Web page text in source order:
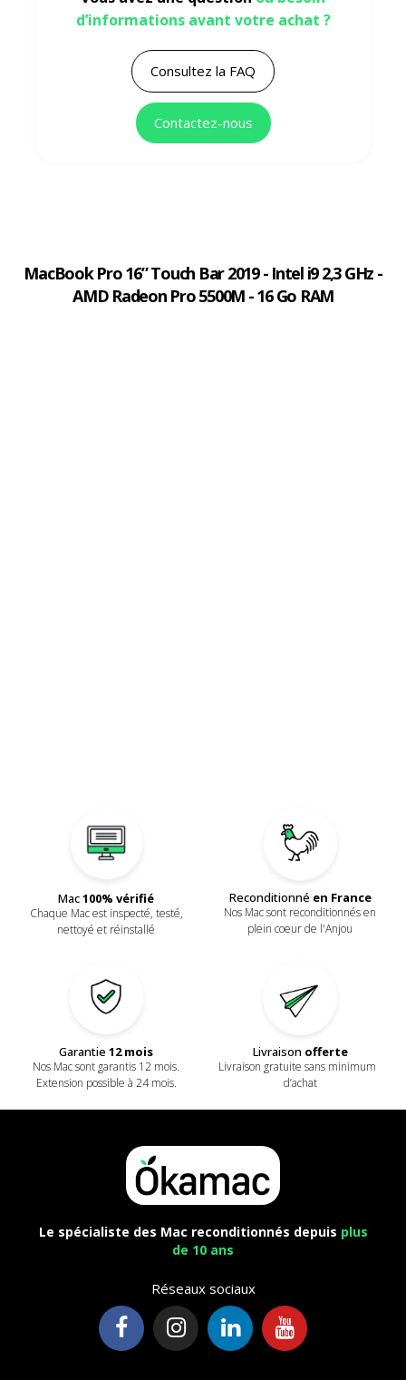
d’informations avant votre achat ?
Consultez la FAQ
Contactez-nous
MacBook Pro 16” Touch Bar 2019 - Intel i9 2,3 GHz -
AMD Radeon Pro 5500M - 16 Go RAM
Mac100% vérifié
Chaque Mac est inspecté, testé,
nettoyé et réinstallé
Reconditionné en France
Nos Mac sont reconditionnés en
plein coeur de l'Anjou
Garantie 12 mois
Nos Mac sont garantis 12 mois.
Extension possible à 24 mois.
Livraison offerte
Livraison gratuite sans minimum
d’achat
Le spécialiste des Mac reconditionnés depuis plus
de 10 ans
Réseaux sociaux